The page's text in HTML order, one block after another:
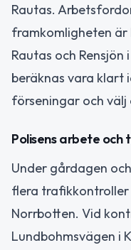
Rautas.
framkomligheten är
Rautas och
beräknas vara klart
förseningar och
Polisens arbete
Under gårdagen
flera trafikkontroller
Norrbotten. Vid
Lundbohmsvägen i